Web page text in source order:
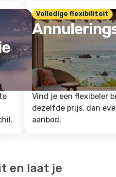
Volledige flexibiliteit
Vind je een flexibeler
dezelfde prijs, dan
aanbod.
en laat je